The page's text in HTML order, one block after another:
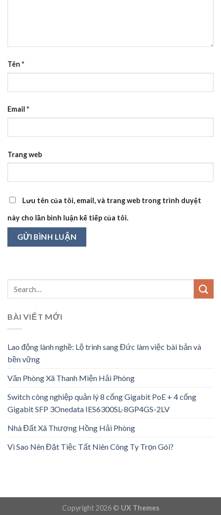
Tên *
Email *
Trang web
Lưu tên của tôi, email, và trang web trong trình duyệt
này cho lần bình luận kế tiếp của tôi.
BÀI VIẾT MỚI
Lao động lành nghề: Lộ trình sang Đức làm việc bài bản và
bền vững
Văn Phòng Xã Thanh Miện Hải Phòng
Switch công nghiệp quản lý 8 cổng Gigabit PoE + 4 cổng
Gigabit SFP 3Onedata IES6300SL-8GP4GS-2LV
Nhà Đất Xã Thượng Hồng Hải Phòng
Vì Sao Nên Đặt Tiệc Tất Niên Công Ty Trọn Gói?
Copyright 2026 © UX Themes